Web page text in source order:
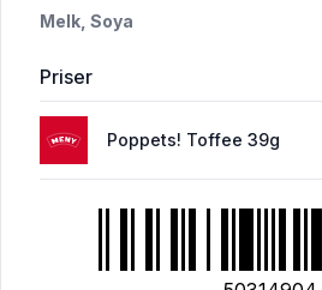
Melk, Soya
Priser
Poppets! Toffee 39g